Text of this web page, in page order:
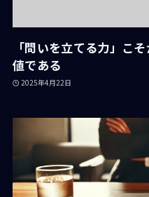
「問いを立てる力」こ
値である
2025年4月22日